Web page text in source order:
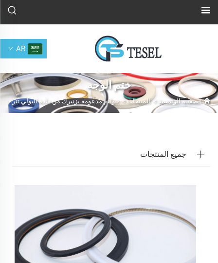
AR
ختم الوجه
الصفحة الرئيسية >المنتجات>خواتم مدعومة بزنبرك من مادة البولي تترافلوروإيثيلين
جميع المنتجات